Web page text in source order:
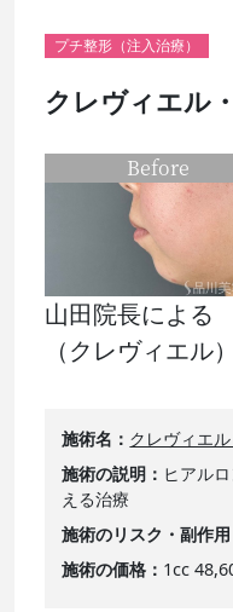
プチ整形（注入治療）
クレヴィエル
山田院長による
（クレヴィエル）
施術名
クレヴィエ
施術の説明
ヒアル
える治療
施術のリスク・副作用
施術の価格
1cc
Before